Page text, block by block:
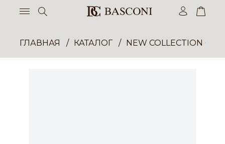
ГЛАВНАЯ КАТАЛОГ NEW COLLECTION